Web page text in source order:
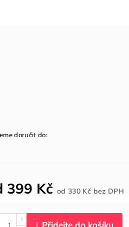
399 Kč od330 Kč bez DPH
doručit do: